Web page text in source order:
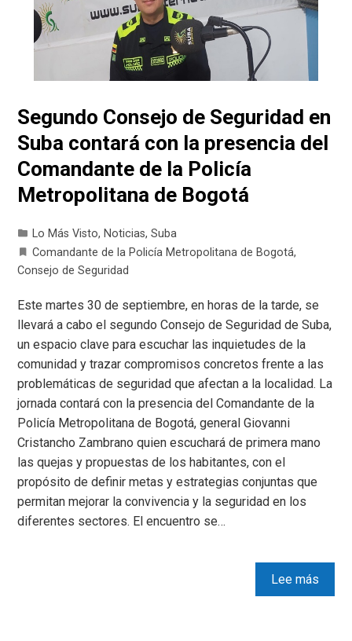
Segundo Consejo de Seguridad en
Suba contará con la presencia del
Comandante de la Policía
Metropolitana de Bogotá
Lo Más Visto, Noticias,Suba
Comandante de la Policía Metropolitana de Bogotá,
Consejo de Seguridad
Este martes 30 de septiembre, en horas de la tarde, se
llevará a cabo el segundo Consejo de Seguridad de Suba,
un espacio clave para escuchar las inquietudes de la
comunidad y trazar compromisos concretos frente a las
problemáticas de seguridad que afectan a la localidad. La
jornada contará con la presencia del Comandante de la
Policía Metropolitana de Bogotá, general Giovanni
Cristancho Zambrano quien escuchará de primera mano
las quejas y propuestas de los habitantes, con el
propósito de definir metas y estrategias conjuntas que
permitan mejorar la convivencia y la seguridad en los
diferentes sectores. El encuentro se…
Lee más